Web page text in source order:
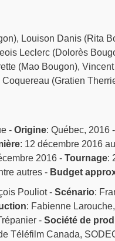
Louison Danis (Rita
Leclerc (Dolorès
(Mao Bougon),
(Gratien
- Origine: Québec, 2016 -
: 12 décembre 2016
2016 - Tournage:
autres - Budget
Pouliot - Scénario:
: Fabienne
- Société de
Téléfilm Canada,